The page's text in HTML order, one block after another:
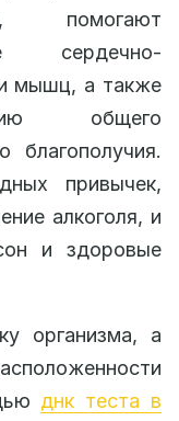
помогают
сердечно-
мышц, а также
общего
благополучия.
привычек,
алкоголя, и
и здоровые
организма, а
днк теста в